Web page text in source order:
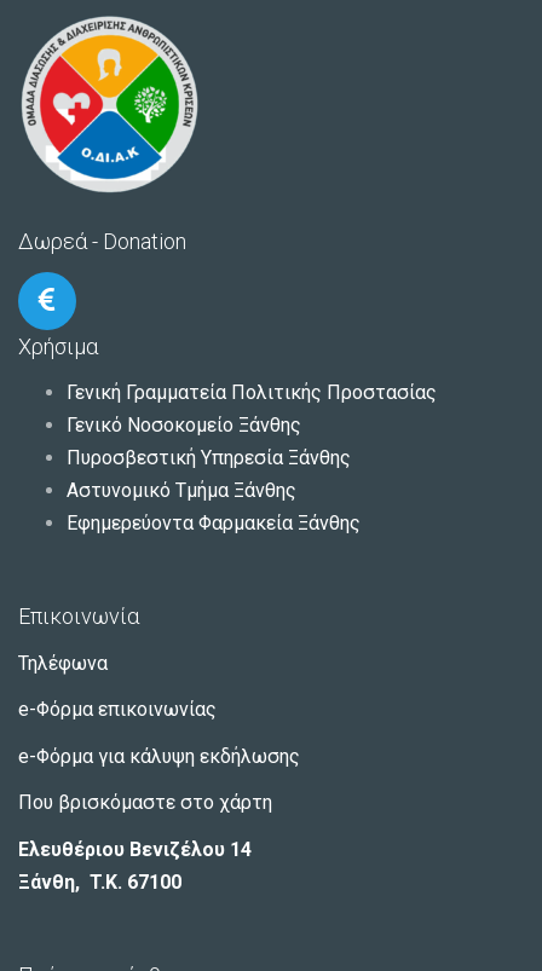
Δωρεά - Donation
Χρήσιμα
Γενική Γραμματεία Πολιτικής Προστασίας
Γενικό Νοσοκομείο Ξάνθης
Πυροσβεστική Υπηρεσία Ξάνθης
Αστυνομικό Τμήμα Ξάνθης
Εφημερεύοντα Φαρμακεία Ξάνθης
Επικοινωνία
Τηλέφωνα
e-Φόρμα επικοινωνίας
e-Φόρμα για κάλυψη εκδήλωσης
Που βρισκόμαστε στο χάρτη
Ελευθέριου Βενιζέλου 14
Ξάνθη, T.K. 67100